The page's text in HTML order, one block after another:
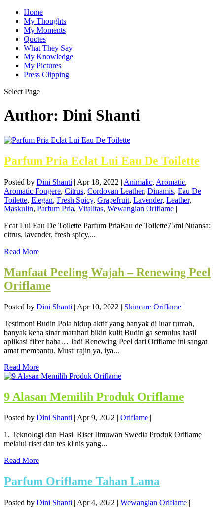
Home
My Thoughts
My Moments
Quotes
What They Say
My Knowledge
My Pictures
Press Clipping
Select Page
Author: Dini Shanti
Parfum Pria Eclat Lui Eau De Toilette
Posted by Dini Shanti | Apr 18, 2022 | Animalic, Aromatic,
Aromatic Fougere, Citrus, Cordovan Leather, Dinamis, Eau De
Toilette, Elegan, Fresh Spicy, Grapefruit, Lavender, Leather,
Maskulin, Parfum Pria, Vitalitas, Wewangian Oriflame |
Ecat Lui Eau De Toilette Parfum PriaEau de Toilette75ml Nuansa:
citrus, lavender, fresh spicy,...
Read More
Manfaat Peeling Wajah – Renewing Peel
Oriflame
Posted by Dini Shanti | Apr 10, 2022 | Skincare Oriflame |
Testimoni Budin Pola hidup aktif yang banyak di luar rumah,
banyak kena sinar matahari bikin kulit Budin ga semulus hasil
aplikasi filter haha… Jadi Renewing Peel dari Oriflame ini sangat
amat membantu. Musti rajin ya, iya...
Read More
9 Alasan Memilih Produk Oriflame
Posted by Dini Shanti | Apr 9, 2022 | Oriflame |
1. Teknologi dan Hasil Riset Ilmuwan Swedia Produk Oriflame
melalui riset dan tes klinis yang...
Read More
Parfum Oriflame Tahan Lama
Posted by Dini Shanti | Apr 4, 2022 | Wewangian Oriflame |